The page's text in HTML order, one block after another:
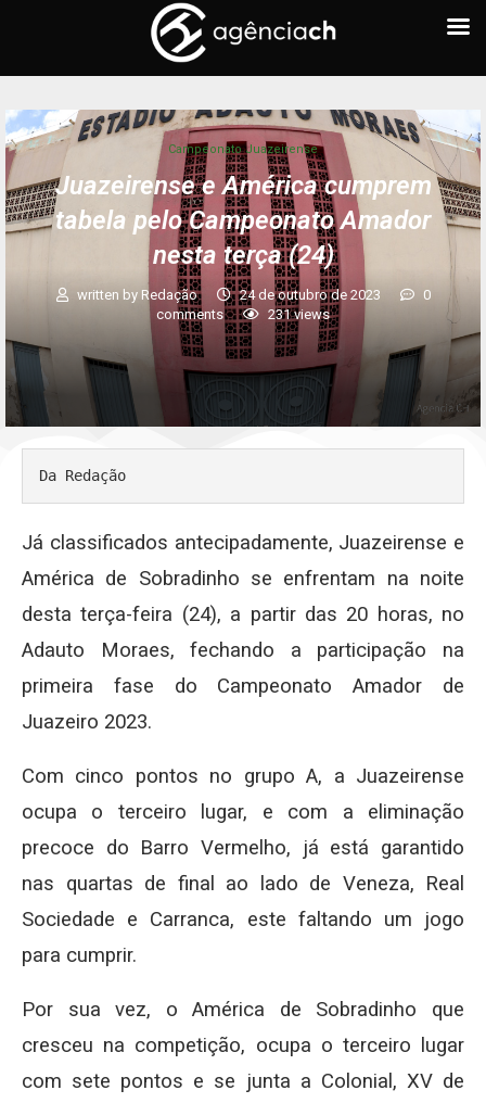
Campeonato Juazeirense
Juazeirense e América cumprem
tabela pelo Campeonato Amador
nesta terça (24)
written by Redação 24 de outubro de 2023
0
comments
231views
Da Redação
Já classificados antecipadamente, Juazeirense e
América de Sobradinho se enfrentam na noite
desta terça-feira (24), a partir das 20 horas, no
Adauto Moraes, fechando a participação na
primeira fase do Campeonato Amador de
Juazeiro 2023.
Com cinco pontos no grupo A, a Juazeirense
ocupa o terceiro lugar, e com a eliminação
precoce do Barro Vermelho, já está garantido
nas quartas de final ao lado de Veneza, Real
Sociedade e Carranca, este faltando um jogo
para cumprir.
Por sua vez, o América de Sobradinho que
cresceu na competição, ocupa o terceiro lugar
com sete pontos e se junta a Colonial, XV de